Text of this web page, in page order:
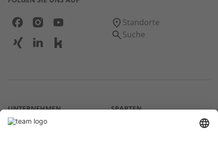
Standorte
Suche
UNTERNEHMEN
Über uns
SPARTEN